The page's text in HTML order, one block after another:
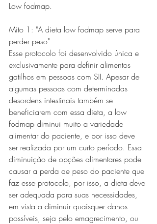
Low fodmap.
Mito 1: "A dieta low fodmap serve para
perder peso"
Esse protocolo foi desenvolvido única e
exclusivamente para definir alimentos
gatilhos em pessoas com SII. Apesar de
algumas pessoas com determinadas
desordens intestinais também se
beneficiarem com essa dieta, a low
fodmap diminui muito a variedade
alimentar do paciente, e por isso deve
ser realizada por um curto período. Essa
diminuição de opções alimentares pode
causar a perda de peso do paciente que
faz esse protocolo, por isso, a dieta deve
ser adequada para suas necessidades,
em vista a diminuir quaisquer danos
possíveis, seja pelo emagrecimento, ou